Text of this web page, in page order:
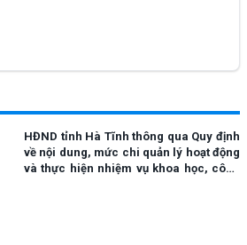
HĐND tỉnh Hà Tĩnh thông qua Quy định
về nội dung, mức chi quản lý hoạt động
và thực hiện nhiệm vụ khoa học, công